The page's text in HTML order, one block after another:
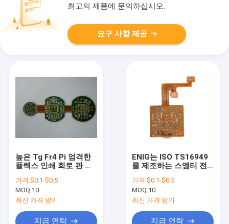
최고의 제품에 문의하십시오.
요구 사항 제공
높은 Tg Fr4 Pi 엄격한
플렉스 인쇄 회로 판 어
인 Pcb
가격:$0.1-$0.5
MOQ:10
최신 가격 받기
지금 연락
ENIG는 ISO TS16949
를 제조하는 스엠티 전
끌었습니다
가격:$0.1-$0.5
MOQ:10
최신 가격 받기
지금 연락